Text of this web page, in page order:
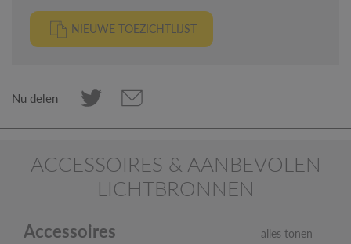
NIEUWE TOEZICHTLIJST
Nu delen
ACCESSOIRES & AANBEVOLEN
LICHTBRONNEN
Accessoires alles tonen